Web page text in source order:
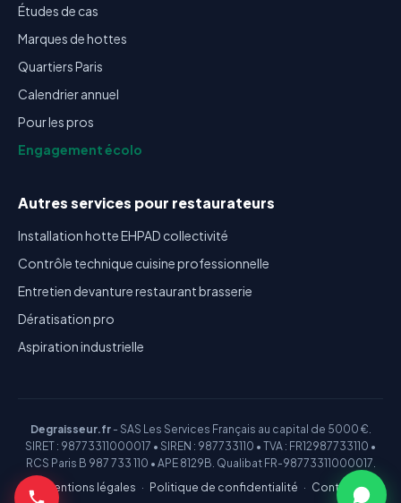
Études de cas
Marques de hottes
Quartiers Paris
Calendrier annuel
Pour les pros
Engagement écolo
Autres services pour restaurateurs
Installation hotte EHPAD collectivité
Contrôle technique cuisine professionnelle
Entretien devanture restaurant brasserie
Dératisation pro
Aspiration industrielle
Degraisseur.fr- SAS Les Services Français au capital de 5000 €.
SIRET : 98773311000017 • SIREN : 987733110 • TVA : FR12987733110 •
RCS Paris B 987 733 110 • APE 8129B. Qualibat FR-98773311000017.
Mentions légales · Politique de confidentialité · Contact